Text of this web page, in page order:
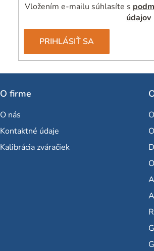
Vložením e-mailu súhlasíte s
údajov
PRIHLÁSIŤ SA
O firme
O nás
Kontaktné údaje
Kalibrácia zváračiek